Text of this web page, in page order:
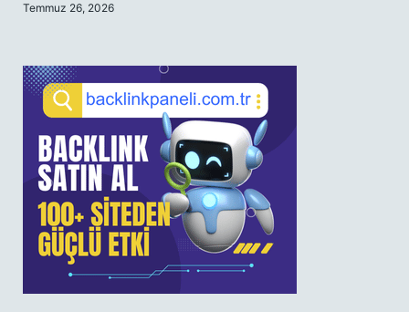
Temmuz 26, 2026